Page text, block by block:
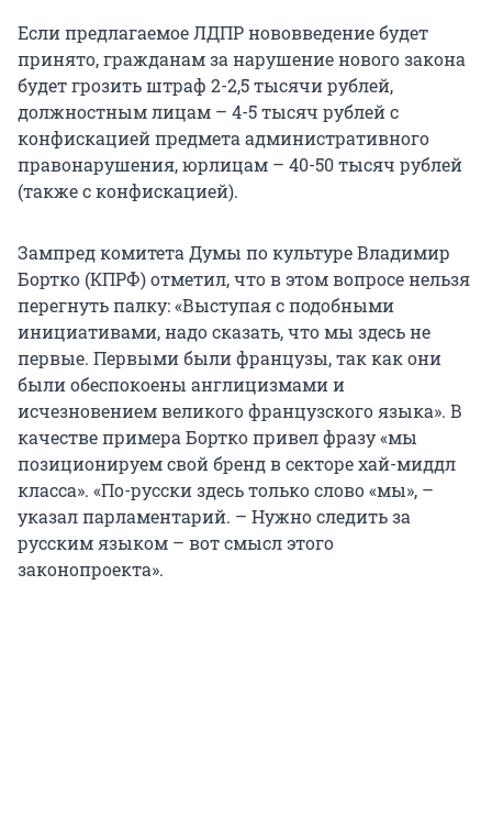
Если предлагаемое ЛДПР нововведение будет
принято, гражданам за нарушение нового закона
будет грозить штраф 2-2,5 тысячи рублей,
должностным лицам – 4-5 тысяч рублей с
конфискацией предмета административного
правонарушения, юрлицам – 40-50 тысяч рублей
(также с конфискацией).
Зампред комитета Думы по культуре Владимир
Бортко (КПРФ) отметил, что в этом вопросе нельзя
перегнуть палку: «Выступая с подобными
инициативами, надо сказать, что мы здесь не
первые. Первыми были французы, так как они
были обеспокоены англицизмами и
исчезновением великого французского языка». В
качестве примера Бортко привел фразу «мы
позиционируем свой бренд в секторе хай-миддл
класса». «По-русски здесь только слово «мы», –
указал парламентарий. – Нужно следить за
русским языком – вот смысл этого
законопроекта».